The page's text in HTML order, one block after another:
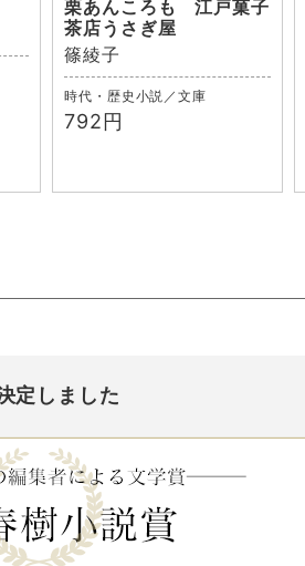
栗あんころも 江戸菓子
茶店うさぎ屋
篠綾子
時代・歴史小説／文庫
792円
定しました